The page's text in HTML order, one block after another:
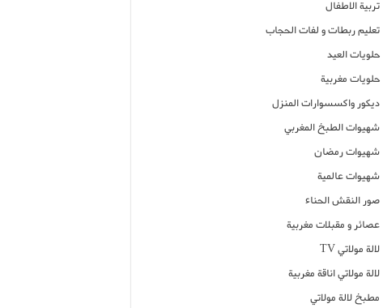
تربية الاطفال
تعليم ربطات و لفات الحجاب
حلويات العيد
حلويات مغربية
ديكور واكسسوارات المنزل
شهيوات الطبخ المغربي
شهيوات رمضان
شهيوات عالمية
صور النقش الحناء
عصائر و مقبلات مغربية
لالة مولاتي TV
لالة مولاتي اناقة مغربية
مطبخ لالة مولاتي